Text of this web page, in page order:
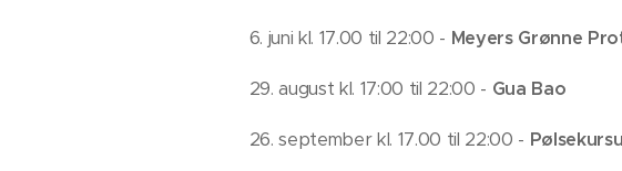
6. juni kl. 17.00 til 22:00 - Meyers Grønne
29. august kl. 17:00 til 22:00 - Gua Bao
26. september kl. 17.00 til 22:00 -